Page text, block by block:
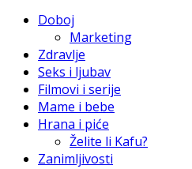
Doboj
Marketing
Zdravlje
Seks i ljubav
Filmovi i serije
Mame i bebe
Hrana i piće
Želite li Kafu?
Zanimljivosti